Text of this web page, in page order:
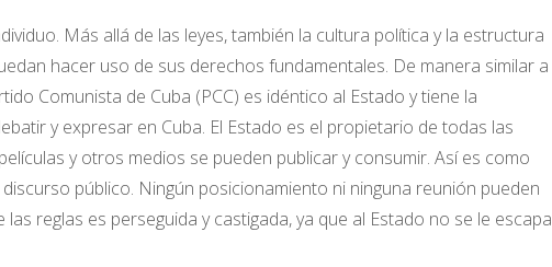
Más allá de las leyes, también la cultura política y la estructura
hacer uso de sus derechos fundamentales. De manera similar a
Comunista de Cuba (PCC) es idéntico al Estado y tiene la
y expresar en Cuba. El Estado es el propietario de todas las
y otros medios se pueden publicar y consumir. Así es como
público. Ningún posicionamiento ni ninguna reunión pueden
reglas es perseguida y castigada, ya que al Estado no se le escapa